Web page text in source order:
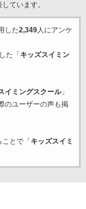
ています。
した2,349人にアンケ
た「 キッズスイミン
イミングスクール」
のユーザーの声も掲
とで「 キッズスイミ